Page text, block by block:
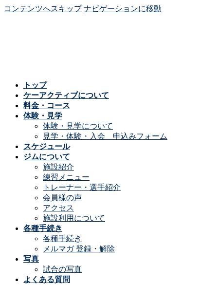
コンテンツへスキップ ナビゲーションに移動
トップ
ケーアクティブについて
料金・コース
体験・見学
体験・見学について
見学・体験・入会 申込みフォーム
スケジュール
ジムについて
施設紹介
練習メニュー
トレーナー・選手紹介
会員様の声
アクセス
施設利用について
各種手続き
各種手続き
メルマガ 登録・解除
写真
試合の写真
よくある質問